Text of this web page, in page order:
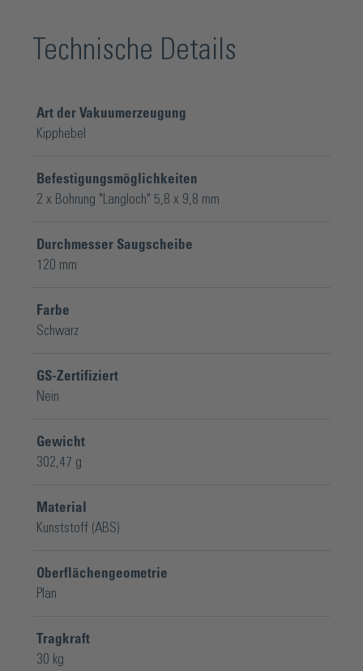
Technische Details
Art der Vakuumerzeugung
Kipphebel
Befestigungsmöglichkeiten
2 x Bohrung "Langloch" 5,8 x 9,8 mm
Durchmesser Saugscheibe
120 mm
Farbe
Schwarz
GS-Zertifiziert
Nein
Gewicht
302,47 g
Material
Kunststoff (ABS)
Oberflächengeometrie
Plan
Tragkraft
30 kg